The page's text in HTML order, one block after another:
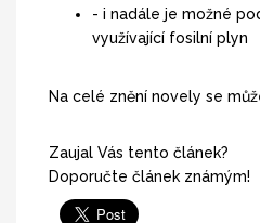
- i nadále je možné
využívající fosilní plyn
Na celé znění novely se
Zaujal Vás tento článek?
Doporučte článek známým!